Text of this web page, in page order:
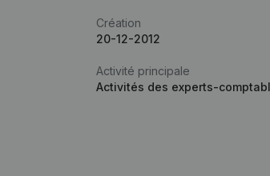
Création
20-12-2012
Activité principale
Activités des experts-